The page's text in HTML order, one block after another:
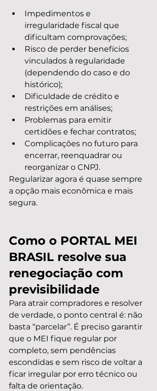
Impedimentos e
irregularidade fiscal que
dificultam comprovações;
Risco de perder benefícios
vinculados à regularidade
(dependendo do caso e do
histórico);
Dificuldade de crédito e
restrições em análises;
Problemas para emitir
certidões e fechar contratos;
Complicações no futuro para
encerrar, reenquadrar ou
reorganizar o CNPJ.
Regularizar agora é quase sempre
a opção mais econômica e mais
segura.
Como o PORTAL MEI
BRASIL resolve sua
renegociação com
previsibilidade
Para atrair compradores e resolver
de verdade, o ponto central é: não
basta “parcelar”. É preciso garantir
que o MEI fique regular por
completo, sem pendências
escondidas e sem risco de voltar a
ficar irregular por erro técnico ou
falta de orientação.